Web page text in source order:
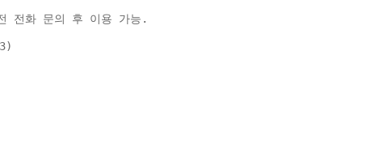
전화 문의 후 이용 가능.